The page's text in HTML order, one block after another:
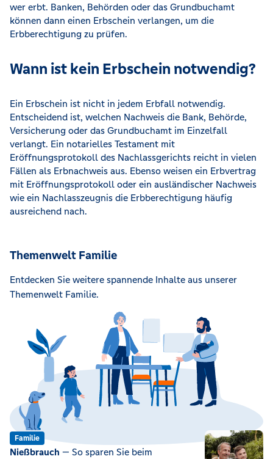
wer erbt. Banken, Behörden oder das Grundbuchamt
können dann einen Erbschein verlangen, um die
Erbberechtigung zu prüfen.
Wann ist kein Erbschein notwendig?
Ein Erbschein ist nicht in jedem Erbfall notwendig.
Entscheidend ist, welchen Nachweis die Bank, Behörde,
Versicherung oder das Grundbuchamt im Einzelfall
verlangt. Ein notarielles Testament mit
Eröffnungsprotokoll des Nachlassgerichts reicht in vielen
Fällen als Erbnachweis aus. Ebenso weisen ein Erbvertrag
mit Eröffnungsprotokoll oder ein ausländischer Nachweis
wie ein Nachlasszeugnis die Erbberechtigung häufig
ausreichend nach.
Themenwelt Familie
Entdecken Sie weitere spannende Inhalte aus unserer
Themenwelt Familie.
Familie
Nießbrauch — So sparen Sie beim